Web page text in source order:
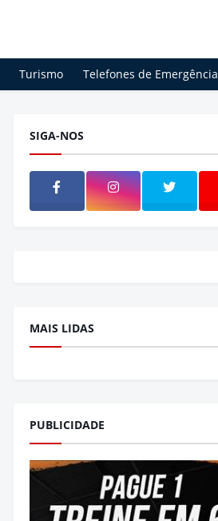
Turismo Telefones de Emergência
SIGA-NOS
MAIS LIDAS
PUBLICIDADE